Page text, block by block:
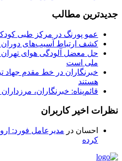
جدیدترین مطالب
عمو پورنگ در مرکز طبی
کشف ارتباط آسیب‌های دوران
حل معضل آلودگی هوای
ملی است
خبرنگاران در خط مقدم جهاد
هستند
قائم‌پناه: ‏خبرنگاران،
نظرات اخیر کاربران
احسان در مدیرعامل فورد:
کرده